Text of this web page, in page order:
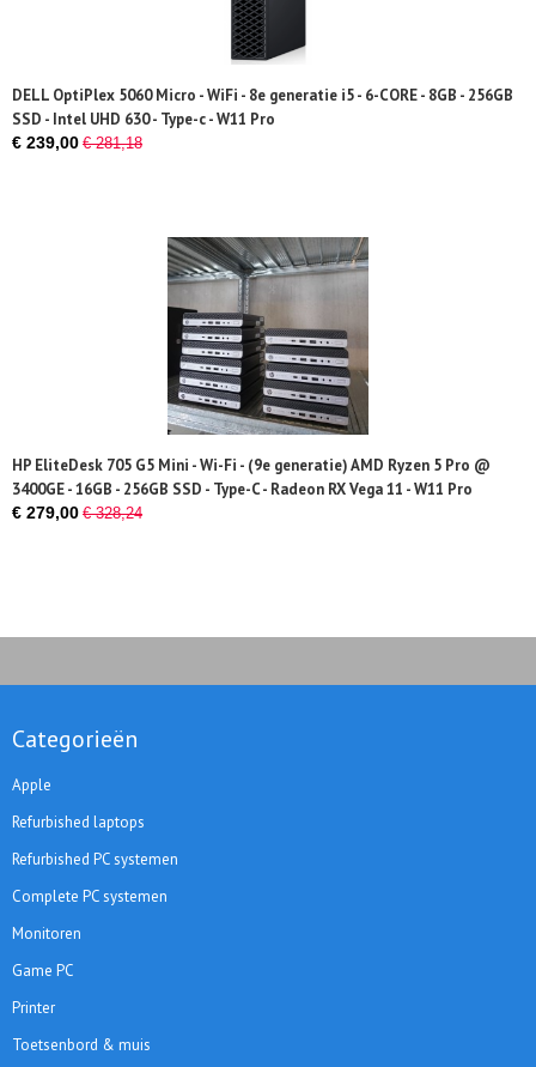
DELL OptiPlex 5060 Micro - WiFi - 8e generatie i5 - 6-CORE - 8GB - 256GB
SSD - Intel UHD 630 - Type-c - W11 Pro
€ 239,00 € 281,18
HP EliteDesk 705 G5 Mini - Wi-Fi - (9e generatie) AMD Ryzen 5 Pro @
3400GE - 16GB - 256GB SSD - Type-C - Radeon RX Vega 11 - W11 Pro
€ 279,00 € 328,24
Categorieën
Apple
Refurbished laptops
Refurbished PC systemen
Complete PC systemen
Monitoren
Game PC
Printer
Toetsenbord & muis